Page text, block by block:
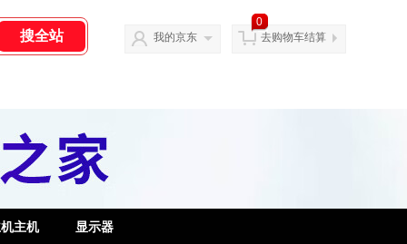
我的京东
0
去购物车结算
主机 显示器